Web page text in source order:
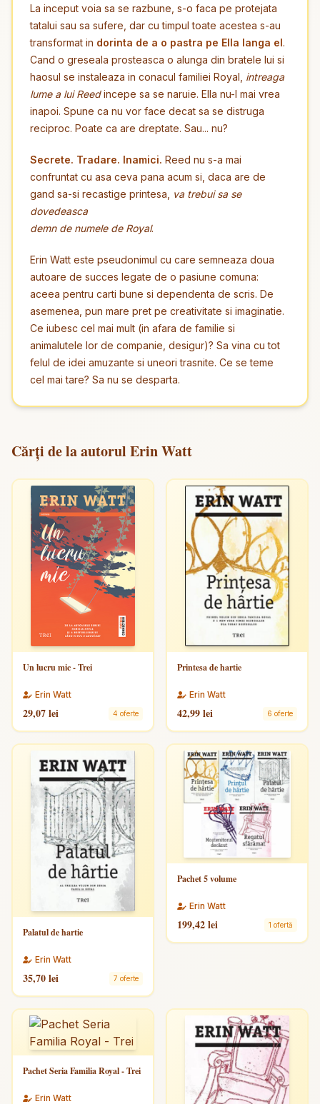
La inceput voia sa se razbune, s-o faca pe protejata
tatalui sau sa sufere, dar cu timpul toate acestea s-au
transformat in dorinta de a o pastra pe Ella langa el.
Cand o greseala prosteasca o alunga din bratele lui si
haosul se instaleaza in conacul familiei Royal, intreaga
lume a lui Reedincepe sa se naruie. Ella nu-l mai vrea
inapoi. Spune ca nu vor face decat sa se distruga
reciproc. Poate ca are dreptate. Sau... nu?
Secrete. Tradare. Inamici. Reed nu s-a mai
confruntat cu asa ceva pana acum si, daca are de
gand sa-si recastige printesa,
va trebui sa se
dovedeasca
demn de numele de Royal.
Erin Watt este pseudonimul cu care semneaza doua
autoare de succes legate de o pasiune comuna:
aceea pentru carti bune si dependenta de scris. De
asemenea, pun mare pret pe creativitate si imaginatie.
Ce iubesc cel mai mult (in afara de familie si
animalutele lor de companie, desigur)? Sa vina cu tot
felul de idei amuzante si uneori trasnite. Ce se teme
cel mai tare? Sa nu se desparta.
Cărți de la autorul Erin Watt
Un lucru mic - Trei
Erin Watt
29,07 lei 4 oferte
Printesa de hartie
Erin Watt
42,99 lei 6 oferte
Palatul de hartie
Erin Watt
35,70 lei 7 oferte
Pachet 5 volume
Erin Watt
199,42 lei 1 ofertă
Pachet Seria Familia Royal - Trei
Erin Watt